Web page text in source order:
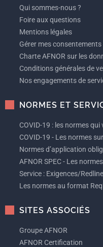
Qui sommes-nous ?
Foire aux questions
Mentions légales
Gérer mes
Charte AFNOR sur les
Conditions générales de
Nos engagements de
NORMES ET
COVID-19 : les normes
COVID-19 - Les normes
Normes d’application
AFNOR SPEC - Les
Service : Exigences/
Les normes au format
SITES ASSOCIÉS
Groupe AFNOR
AFNOR Certification